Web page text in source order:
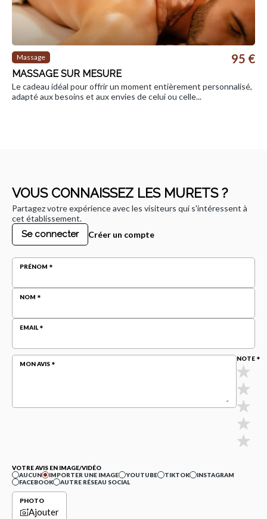
Massage
MASSAGE SUR MESURE
95 €
Le cadeau idéal pour offrir un moment entièrement personnalisé,
adapté aux besoins et aux envies de celui ou celle...
VOUS CONNAISSEZ LES MURETS ?
Partagez votre expérience avec les visiteurs qui s'intéressent à
cet établissement.
Se connecter Créer un compte
PRÉNOM
NOM
EMAIL
MON AVIS
NOTE
VOTRE AVIS EN IMAGE/VIDÉO
AUCUN
IMPORTER UNE IMAGE YOUTUBE TIKTOK
INSTAGRAM
FACEBOOK
AUTRE RÉSEAU SOCIAL
PHOTO
Ajouter